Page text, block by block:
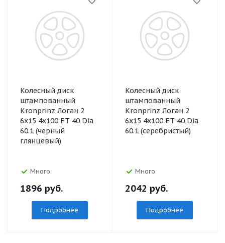
Колесный диск
штампованный
Kronprinz Логан 2
6x15 4x100 ET 40 Dia
60.1 (черный
глянцевый)
Много
1896 руб.
Подробнее
Колесный диск
штампованный
Kronprinz Логан 2
6x15 4x100 ET 40 Dia
60.1 (серебристый)
Много
2042 руб.
Подробнее